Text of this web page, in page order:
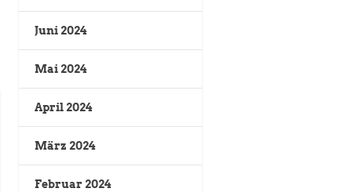
Juni 2024
Mai 2024
April 2024
März 2024
Februar 2024